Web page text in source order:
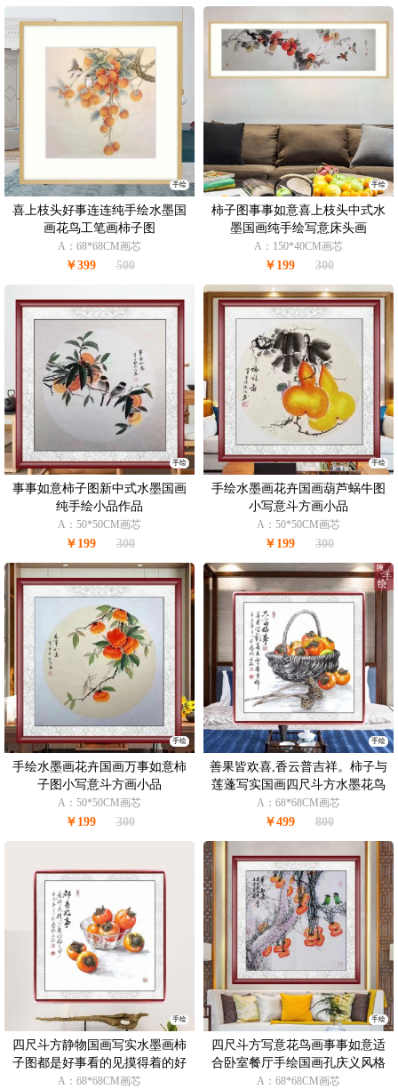
手绘
喜上枝头好事连连纯手绘水墨国
画花鸟工笔画柿子图
A：68*68CM画芯
￥399 500
手绘
柿子图事事如意喜上枝头中式水
墨国画纯手绘写意床头画
A：150*40CM画芯
￥199 300
手绘
事事如意柿子图新中式水墨国画
纯手绘小品作品
A：50*50CM画芯
￥199 300
手绘
手绘水墨画花卉国画葫芦蜗牛图
小写意斗方画小品
A：50*50CM画芯
￥199 300
手绘
手绘水墨画花卉国画万事如意柿
子图小写意斗方画小品
A：50*50CM画芯
￥199 300
手绘
善果皆欢喜,香云普吉祥。柿子与
莲蓬写实国画四尺斗方水墨花鸟
国画
A：68*68CM画芯
￥499 800
手绘
四尺斗方静物国画写实水墨画柿
子图都是好事看的见摸得着的好
事
A：68*68CM画芯
手绘
四尺斗方写意花鸟画事事如意适
合卧室餐厅手绘国画孔庆义风格
国画
A：68*68CM画芯